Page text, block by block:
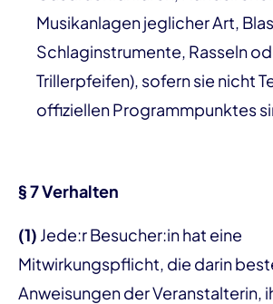
Musikanlagen jeglicher Art,
Schlaginstrumente, Rasseln
Trillerpfeifen), sofern sie nicht
offiziellen Programmpunktes
§ 7 Verhalten
(1) Jede:r Besucher:in hat eine
Mitwirkungspflicht, die darin
Anweisungen der Veranstalterin,